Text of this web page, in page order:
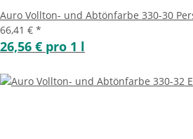
Auro Vollton- und Abtönfarbe 330-30
66,41 € *
26,56 € pro 1 l